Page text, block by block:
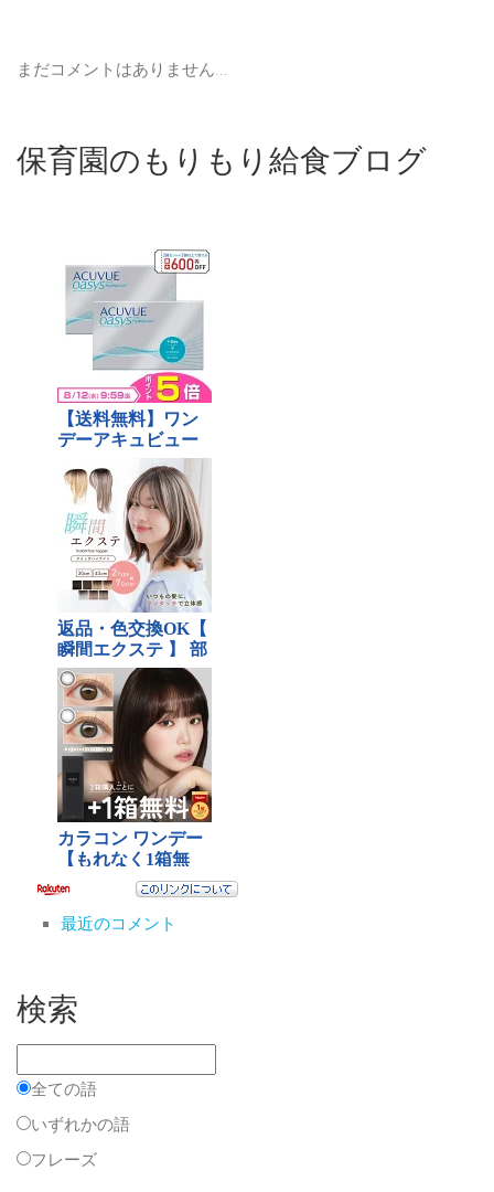
まだコメントはありません...
保育園のもりもり給食ブログ
最近のコメント
検索
全ての語
いずれかの語
フレーズ